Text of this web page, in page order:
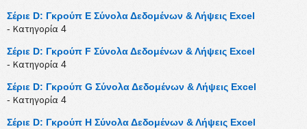
Σέριε D: Γκρούπ E Σύνολα Δεδομένων & Λήψεις Excel
- Κατηγορία 4
Σέριε D: Γκρούπ F Σύνολα Δεδομένων & Λήψεις Excel
- Κατηγορία 4
Σέριε D: Γκρούπ G Σύνολα Δεδομένων & Λήψεις Excel
- Κατηγορία 4
Σέριε D: Γκρούπ H Σύνολα Δεδομένων & Λήψεις Excel